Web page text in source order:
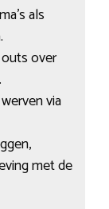
als
over
via
met de